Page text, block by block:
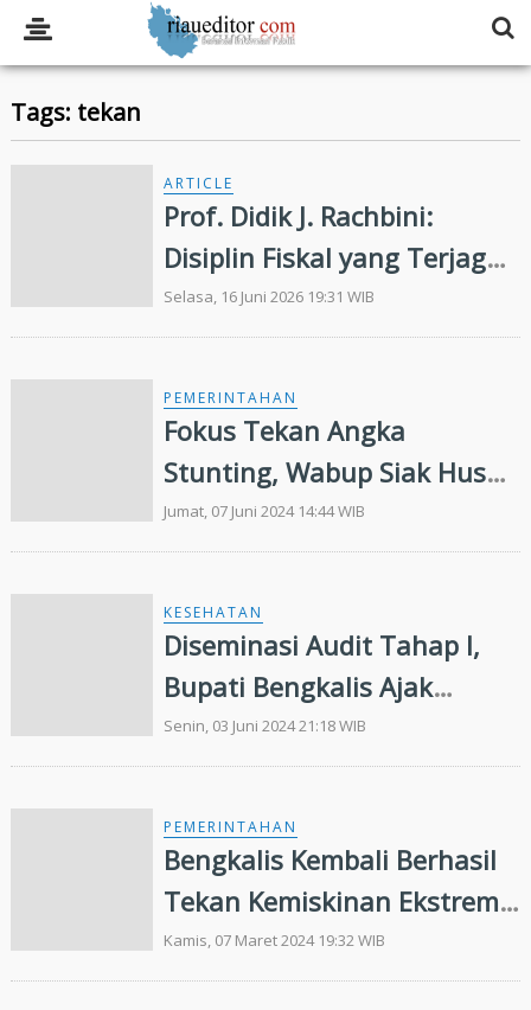
Tags: tekan
ARTICLE
Prof. Didik J. Rachbini:
Disiplin Fiskal yang Terjaga
dan Meredanya Tekanan
Global Menjadi Sinyal Positif
Indonesia
Selasa, 16 Juni 2026 19:31 WIB
PEMERINTAHAN
Fokus Tekan Angka
Stunting, Wabup Siak Husni
Merza Pimpin Rakerja Tim
Penurunan Stunting
Jumat, 07 Juni 2024 14:44 WIB
KESEHATAN
Diseminasi Audit Tahap I,
Bupati Bengkalis Ajak
Perkuat Sinergi Tekan
Prevalensi Stunting
Senin, 03 Juni 2024 21:18 WIB
PEMERINTAHAN
Bengkalis Kembali Berhasil
Tekan Kemiskinan Ekstrem
Nol Persen
Kamis, 07 Maret 2024 19:32 WIB